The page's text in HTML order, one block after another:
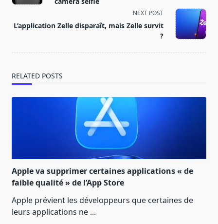
reader-
NEXT POST
L’application Zelle disparaît, mais Zelle survit
?
RELATED POSTS
Apple va supprimer certaines applications « de
faible qualité » de l’App Store
Apple prévient les développeurs que certaines de
leurs applications ne ...